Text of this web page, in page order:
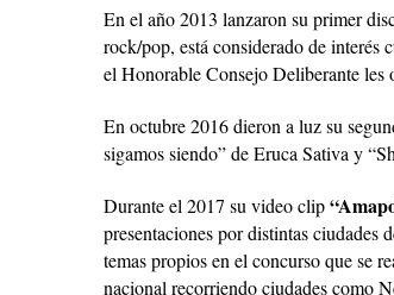
En el año 2013 lanzaron su primer
rock/pop, está considerado de
el Honorable Consejo Deliberante les
En octubre 2016 dieron a luz su
sigamos siendo” de Eruca Sativa y
Durante el 2017 su video clip
presentaciones por distintas ciudades
temas propios en el concurso que se
nacional recorriendo ciudades como